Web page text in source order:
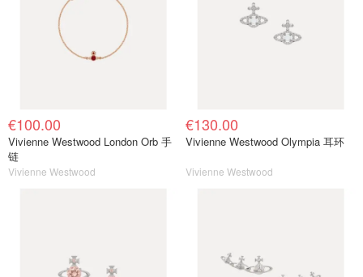
€100.00
Vivienne Westwood London Orb 手
链
Vivienne Westwood
€130.00
Vivienne Westwood Olympia 耳环
Vivienne Westwood